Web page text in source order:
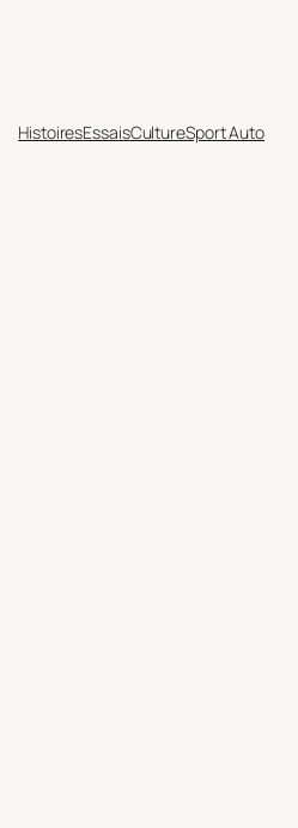
HistoiresEssaisCultureSport Auto